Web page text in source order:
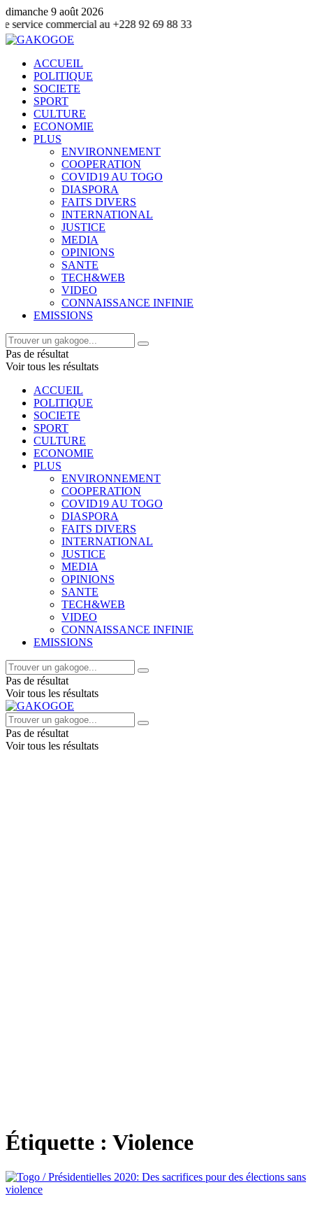
dimanche 9 août 2026
au +228 92 69 88 33
ACCUEIL
POLITIQUE
SOCIETE
SPORT
CULTURE
ECONOMIE
PLUS
ENVIRONNEMENT
COOPERATION
COVID19 AU TOGO
DIASPORA
FAITS DIVERS
INTERNATIONAL
JUSTICE
MEDIA
OPINIONS
SANTE
TECH&WEB
VIDEO
CONNAISSANCE INFINIE
EMISSIONS
Pas de résultat
Voir tous les résultats
ACCUEIL
POLITIQUE
SOCIETE
SPORT
CULTURE
ECONOMIE
PLUS
ENVIRONNEMENT
COOPERATION
COVID19 AU TOGO
DIASPORA
FAITS DIVERS
INTERNATIONAL
JUSTICE
MEDIA
OPINIONS
SANTE
TECH&WEB
VIDEO
CONNAISSANCE INFINIE
EMISSIONS
Pas de résultat
Voir tous les résultats
Pas de résultat
Voir tous les résultats
Étiquette : Violence